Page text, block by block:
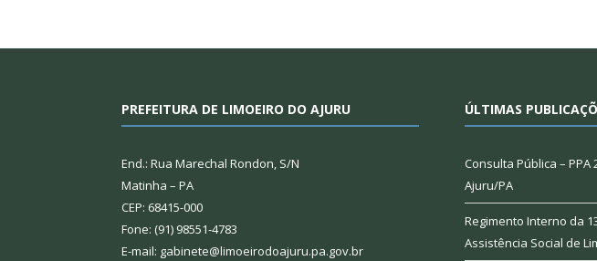
PREFEITURA DE LIMOEIRO DO AJURU
End.: Rua Marechal Rondon, S/N
Matinha – PA
CEP: 68415-000
Fone: (91) 98551-4783
E-mail: gabinete@limoeirodoajuru.pa.gov.br
ÚLTIMAS
Consulta Pública – PPA
Ajuru/PA
Regimento Interno da
Assistência Social de